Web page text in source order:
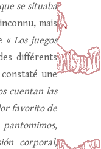
se situaba
mais
«Los juegos
différents
une
cuentan las
favorito de
corporal,